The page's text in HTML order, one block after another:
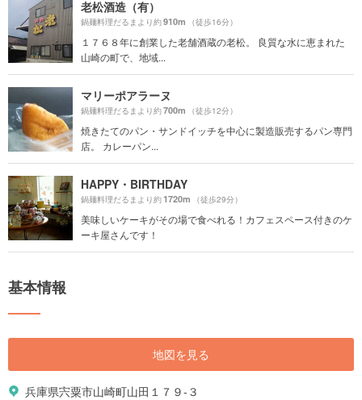
老松酒造（有）
鍋麺料理だるまより約910m （徒歩16分）
１７６８年に創業した老舗酒蔵の老松。 良質な水に恵まれた
山崎の町で、地域...
マリーポアラーヌ
鍋麺料理だるまより約700m （徒歩12分）
焼きたてのパン・サンドイッチを中心に製造販売するパン専門
店。 カレーパン...
HAPPY・BIRTHDAY
鍋麺料理だるまより約1720m （徒歩29分）
美味しいケーキがその場で食べれる！カフェスペース付きのケ
ーキ屋さんです！
基本情報
地図を見る
兵庫県宍粟市山崎町山田１７９-３